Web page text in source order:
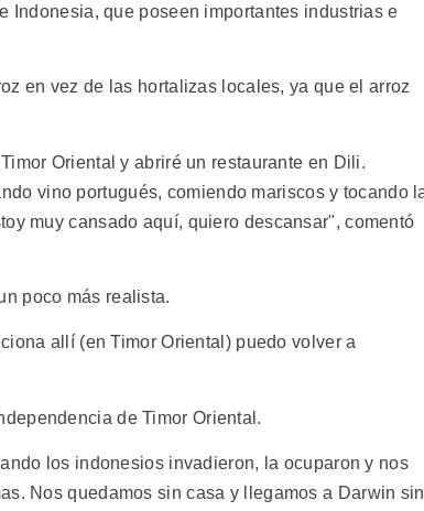
Indonesia, que poseen importantes industrias e
en vez de las hortalizas locales, ya que el arroz
Oriental y abriré un restaurante en Dili.
vino portugués, comiendo mariscos y tocando
muy cansado aquí, quiero descansar", comentó
poco más realista.
allí (en Timor Oriental) puedo volver a
de Timor Oriental.
los indonesios invadieron, la ocuparon y nos
Nos quedamos sin casa y llegamos a Darwin sin